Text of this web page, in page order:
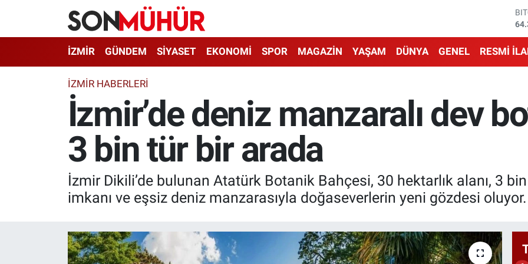
İZMİR GÜNDEM SİYASET EKONOMİ SPOR MAGAZİN YAŞAM DÜNYA GENEL RESMİ
İZMIR HABERLERI
İzmir’de deniz manzaralı dev
3 bin tür bir arada
İzmir Dikili’de bulunan Atatürk Botanik Bahçesi, 30 hektarlık alanı, 3
imkanı ve eşsiz deniz manzarasıyla doğaseverlerin yeni gözdesi oluyor.
İzmir Nöbetçi Eczaneler
İzmir Hava Durumu
İzmir Namaz Vakitleri
İzmir Trafik Yoğunluk Haritası
Süper Lig Puan Durumu ve Fikstür
Tüm Manşetler
Haber Arşivi